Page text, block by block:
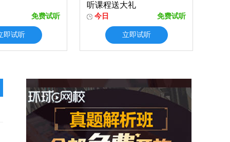
免费试听
即试听
听课程送大礼
今日 免费试听
立即试听